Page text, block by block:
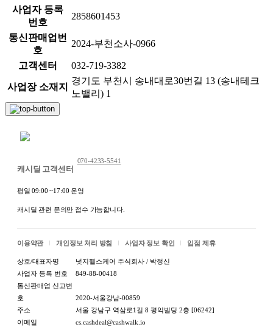
사업자 등록
번호
2858601453
통신판매업번
호
2024-부천소사-0966
고객센터 032-719-3382
사업장 소재지
경기도 부천시 송내대로30번길 13 (송내테크
노밸리) 1
캐시딜 고객센터
070-4233-5541
평일 09:00 ~17:00 운영
캐시딜 관련 문의만 접수 가능합니다.
이용약관 개인정보 처리 방침 사업자 정보 확인 입점 제휴
상호/대표자명
넛지헬스케어 주식회사 / 박정신
사업자 등록 번호
849-88-00418
통신판매업 신고번
호
2020-서울강남-00859
주소
서울 강남구 역삼로1길 8 평익빌딩 2층 [06242]
이메일
cs.cashdeal@cashwalk.io